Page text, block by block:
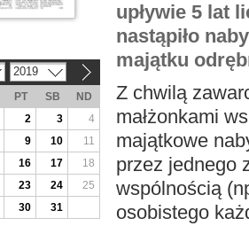
upływie 5 lat
nastąpiło
majątku
Z chwilą
małżonkami
majątkowe
przez jednego
wspólnością
osobistego
2019
PT SB
ND
2 3
4
9 10
11
16 17
18
23 24
25
30 31